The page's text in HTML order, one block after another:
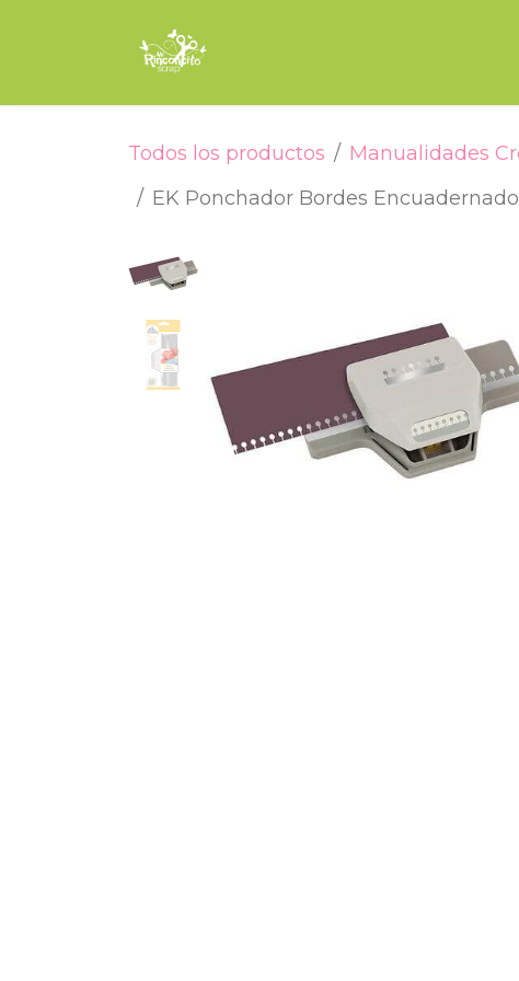
Todos los productos Manualidades
EK Ponchador Bordes